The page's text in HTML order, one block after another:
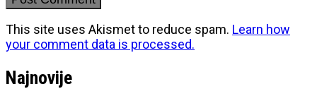
This site uses Akismet to reduce spam. Learn how
your comment data is processed.
Najnovije